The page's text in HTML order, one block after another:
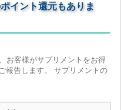
イント還元もありま
お客様がサプリメントをお得
報告します。 サプリメントの